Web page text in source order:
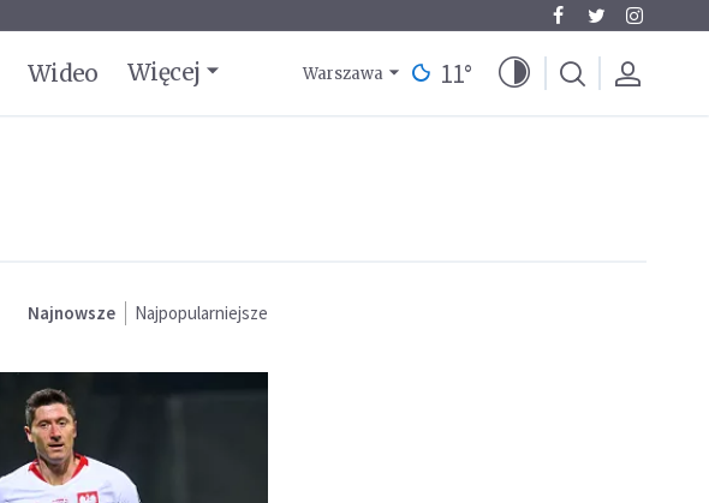
Wideo Więcej Warszawa 11°
Najnowsze Najpopularniejsze